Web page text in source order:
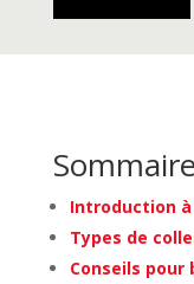
Sommaire
Introduction
Types de
Conseils